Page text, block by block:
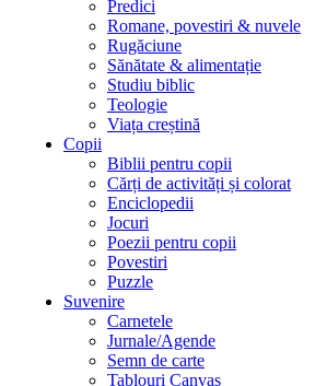
Predici
Romane, povestiri & nuvele
Rugăciune
Sănătate & alimentație
Studiu biblic
Teologie
Viața creștină
Copii
Biblii pentru copii
Cărți de activități și colorat
Enciclopedii
Jocuri
Poezii pentru copii
Povestiri
Puzzle
Suvenire
Carnetele
Jurnale/Agende
Semn de carte
Tablouri Canvas